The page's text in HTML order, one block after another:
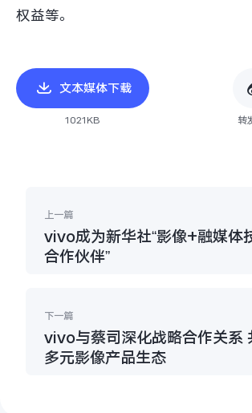
权益等。
文本媒体下载
1021KB 转
上一篇
vivo成为新华社“影像+融媒体
合作伙伴”
下一篇
vivo与蔡司深化战略合作关系
多元影像产品生态